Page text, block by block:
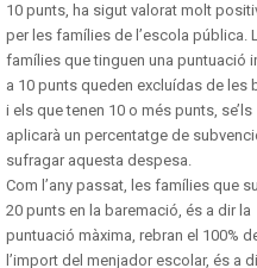
10 punts, ha sigut valorat molt
per les famílies de l’escola pública.
famílies que tinguen una puntuació
a 10 punts queden excluídas de les
i els que tenen 10 o més punts, se’ls
aplicarà un percentatge de
sufragar aquesta despesa.
Com l’any passat, les famílies que
20 punts en la baremació, és a dir la
puntuació màxima, rebran el 100%
l’import del menjador escolar, és a